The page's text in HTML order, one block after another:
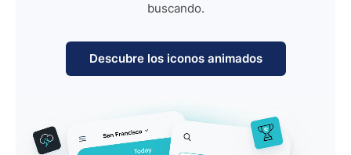
buscando.
Descubre los iconos animados